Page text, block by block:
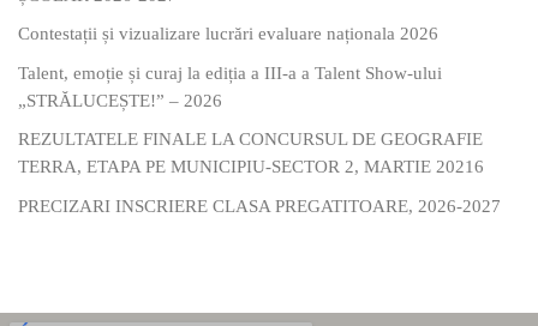
Contestații și vizualizare lucrări evaluare naționala 2026
Talent, emoție și curaj la ediția a III-a a Talent Show-ului
„STRĂLUCEȘTE!” – 2026
REZULTATELE FINALE LA CONCURSUL DE GEOGRAFIE
TERRA, ETAPA PE MUNICIPIU-SECTOR 2, MARTIE 20216
PRECIZARI INSCRIERE CLASA PREGATITOARE, 2026-2027